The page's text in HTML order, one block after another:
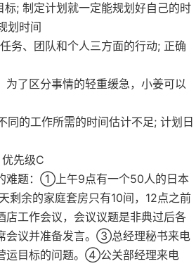
; 制定计划就一定能规划好自己的时
划时间
务、团队和个人三方面的行动; 正确
了区分事情的轻重缓急，小姜可以
的工作所需的时间估计不足; 计划日
先级C
难题：①上午9点有一个50人的日本
剩余的家庭套房只有10间，12点之前
工作会议，会议议题是非典过后各
会议并准备发言。③总经理秘书来电
运目标的问题。④公关部经理来电